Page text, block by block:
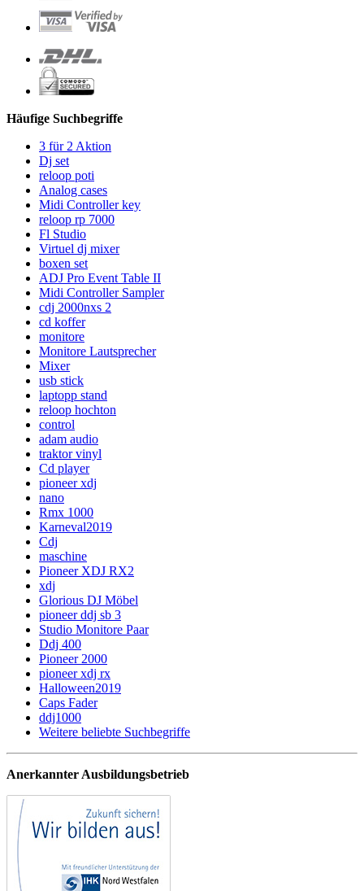
Häufige Suchbegriffe
3 für 2 Aktion
Dj set
reloop poti
Analog cases
Midi Controller key
reloop rp 7000
Fl Studio
Virtuel dj mixer
boxen set
ADJ Pro Event Table II
Midi Controller Sampler
cdj 2000nxs 2
cd koffer
monitore
Monitore Lautsprecher
Mixer
usb stick
laptopp stand
reloop hochton
control
adam audio
traktor vinyl
Cd player
pioneer xdj
nano
Rmx 1000
Karneval2019
Cdj
maschine
Pioneer XDJ RX2
xdj
Glorious DJ Möbel
pioneer ddj sb 3
Studio Monitore Paar
Ddj 400
Pioneer 2000
pioneer xdj rx
Halloween2019
Caps Fader
ddj1000
Weitere beliebte Suchbegriffe
Anerkannter Ausbildungsbetrieb